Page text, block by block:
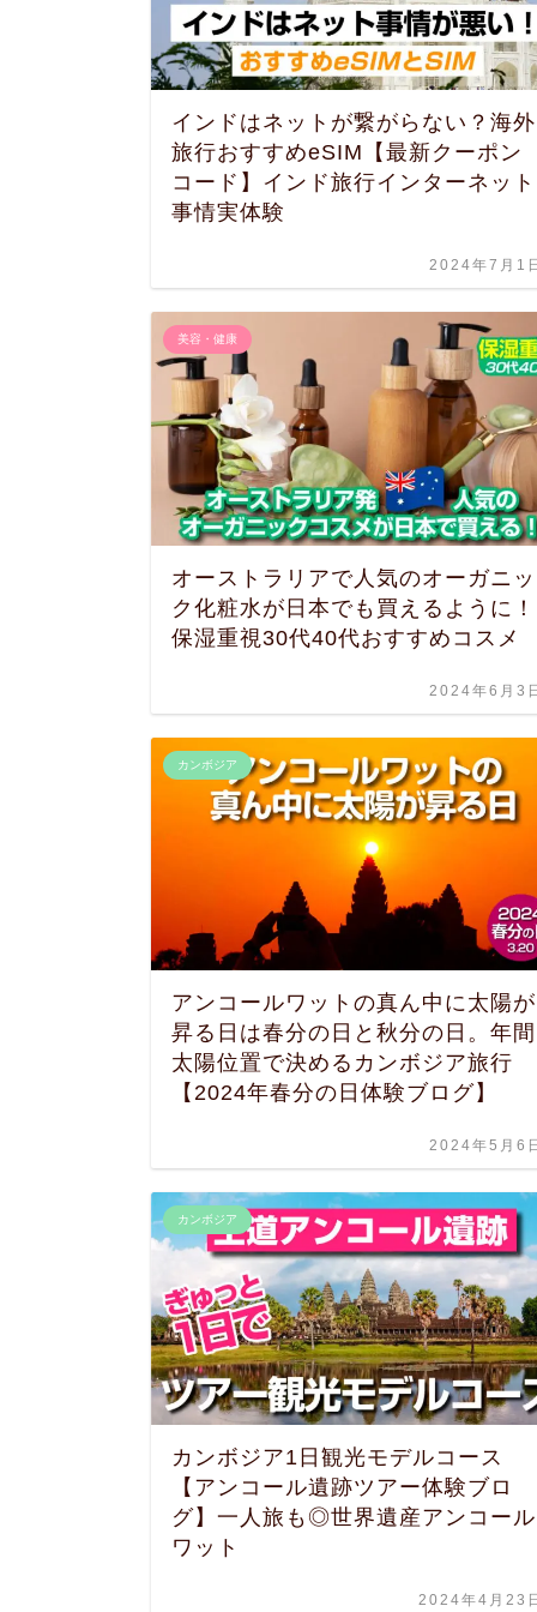
インドはネットが繋がらない？海外
旅行おすすめeSIM【最新クーポン
コード】インド旅行インターネット
事情実体験
2024年7月1
美容・健康
オーストラリアで人気のオーガニッ
ク化粧水が日本でも買えるように！
保湿重視30代40代おすすめコスメ
2024年6月3
カンボジア
アンコールワットの真ん中に太陽が
昇る日は春分の日と秋分の日。年間
太陽位置で決めるカンボジア旅行
【2024年春分の日体験ブログ】
2024年5月6
カンボジア
カンボジア1日観光モデルコース
【アンコール遺跡ツアー体験ブロ
グ】一人旅も◎世界遺産アンコール
ワット
2024年4月23